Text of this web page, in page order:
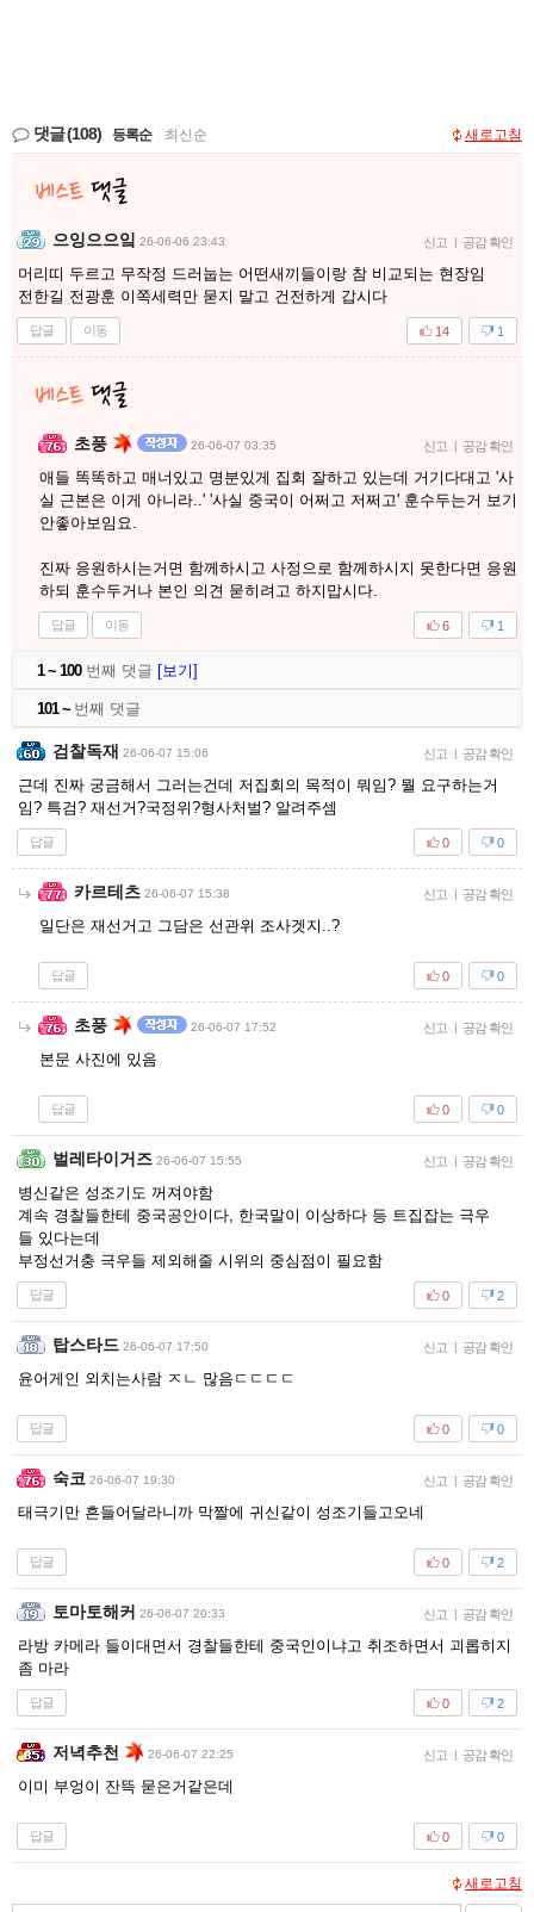
댓글(108) 등록순 최신순 새로고침
으잉으으잌 26-06-06 23:43 신고 | 공감 확인
머리띠 두르고 무작정 드러눕는 어떤새끼들이랑 참 비교되는 현장임
전한길 전광훈 이쪽세력만 묻지 말고 건전하게 갑시다
답글 이동 1
14
초풍 26-06-07 03:35 신고 | 공감 확인
애들 똑똑하고 매너있고 명분있게 집회 잘하고 있는데 거기다대고 '사
실 근본은 이게 아니라..' '사실 중국이 어쩌고 저쩌고' 훈수두는거 보기
안좋아보임요.
진짜 응원하시는거면 함께하시고 사정으로 함께하시지 못한다면 응원
하되 훈수두거나 본인 의견 묻히려고 하지맙시다.
답글 이동 1
6
1 ~ 100번째 댓글 [보기]
101 ~ 번째 댓글
검찰독재 26-06-07 15:06 신고 | 공감 확인
근데 진짜 궁금해서 그러는건데 저집회의 목적이 뭐임? 뭘 요구하는거
임? 특검? 재선거?국정위?형사처벌? 알려주셈
답글 0
0
카르테츠 26-06-07 15:38 신고 | 공감 확인
일단은 재선거고 그담은 선관위 조사겟지..?
답글 0
0
초풍 26-06-07 17:52 신고 | 공감 확인
본문 사진에 있음
답글 0
0
벌레타이거즈 26-06-07 15:55 신고 | 공감 확인
병신같은 성조기도 꺼져야함
계속 경찰들한테 중국공안이다, 한국말이 이상하다 등 트집잡는 극우
들 있다는데
부정선거충 극우들 제외해줄 시위의 중심점이 필요함
답글 2
0
탑스타드 26-06-07 17:50 신고 | 공감 확인
윤어게인 외치는사람 ㅈㄴ 많음ㄷㄷㄷㄷ
답글 0
0
숙코 26-06-07 19:30 신고 | 공감 확인
태극기만 흔들어달라니까 막짤에 귀신같이 성조기들고오네
답글 2
0
토마토해커 26-06-07 20:33 신고 | 공감 확인
라방 카메라 들이대면서 경찰들한테 중국인이냐고 취조하면서 괴롭히지
좀 마라
답글 2
0
저녁추천 26-06-07 22:25 신고 | 공감 확인
이미 부엉이 잔뜩 묻은거같은데
답글 0
0
새로고침